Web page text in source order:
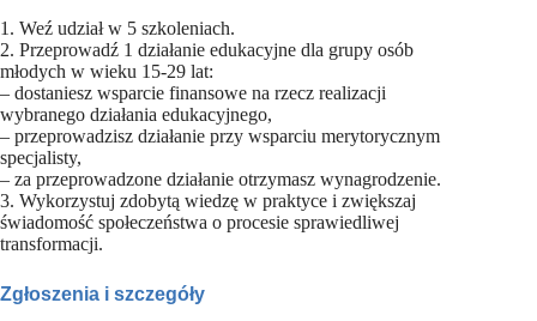
1. Weź udział w 5 szkoleniach.
2. Przeprowadź 1 działanie edukacyjne dla grupy osób
młodych w wieku 15-29 lat:
– dostaniesz wsparcie finansowe na rzecz realizacji
wybranego działania edukacyjnego,
– przeprowadzisz działanie przy wsparciu merytorycznym
specjalisty,
– za przeprowadzone działanie otrzymasz wynagrodzenie.
3. Wykorzystuj zdobytą wiedzę w praktyce i zwiększaj
świadomość społeczeństwa o procesie sprawiedliwej
transformacji.
Zgłoszenia i szczegóły